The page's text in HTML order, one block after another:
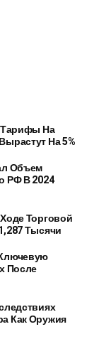
Тарифы На
На 5%
Объем
РФ В 2024
Торговой
Тысячи
После
Как Оружия